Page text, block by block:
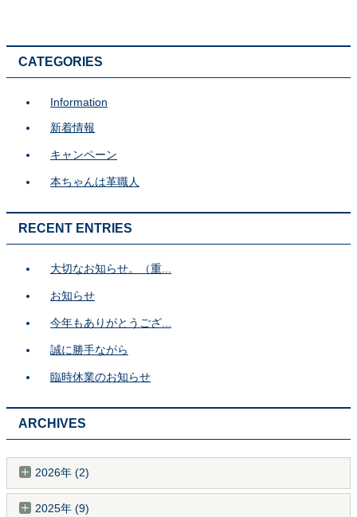
CATEGORIES
Information
新着情報
キャンペーン
本ちゃんは革職人
RECENT ENTRIES
大切なお知らせ。（重...
お知らせ
今年もありがとうござ...
誠に勝手ながら
臨時休業のお知らせ
ARCHIVES
2026年 (2)
2025年 (9)